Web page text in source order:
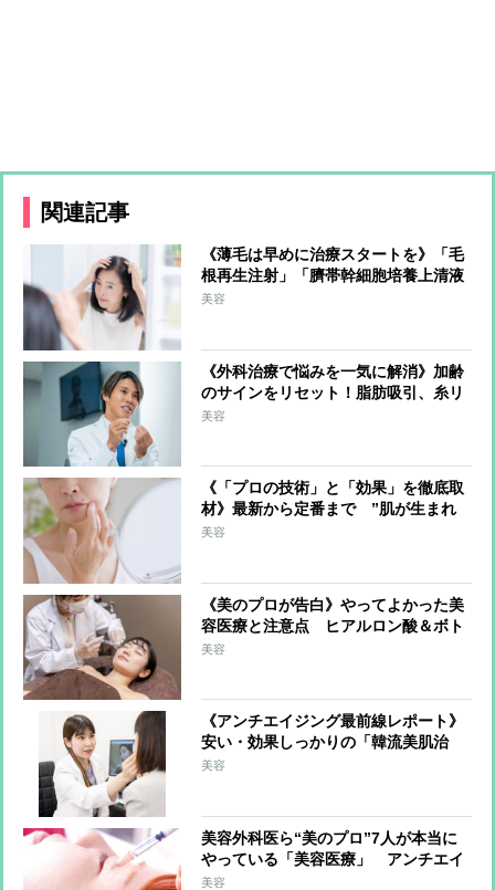
関連記事
《薄毛は早めに治療スタートを》「毛
根再生注射」「臍帯幹細胞培養上清液
メソ」「C-PRPメソセラピー」や最新
美容
《外科治療で悩みを一気に解消》加齢
のサインをリセット！脂肪吸引、糸リ
フト、クマ取り、”注入”について解説
美容
《「プロの技術」と「効果」を徹底取
材》最新から定番まで ”肌が生まれ
変わる”美容皮膚科の治療トレンド6
美容
《美のプロが告白》やってよかった美
容医療と注意点 ヒアルロン酸＆ボト
ックスはどこに打ったらいい？ 肌に
美容
《アンチエイジング最前線レポート》
安い・効果しっかりの「韓流美肌治
療」を日本で！
美容
美容外科医ら“美のプロ”7人が本当に
やっている「美容医療」 アンチエイ
ジングを目指す最新技術を一挙紹介！
美容